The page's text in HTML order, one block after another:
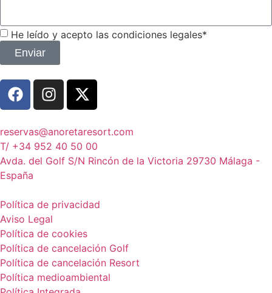
He leído y acepto las condiciones legales*
Enviar
reservas@anoretaresort.com
T/ +34 952 40 50 00
Avda. del Golf S/N Rincón de la Victoria 29730 Málaga -
España
Política de privacidad
Aviso Legal
Política de cookies
Política de cancelación Golf
Política de cancelación Resort
Política medioambiental